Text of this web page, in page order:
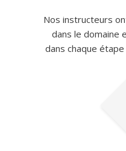
Nos instructeurs
dans le domaine
dans chaque